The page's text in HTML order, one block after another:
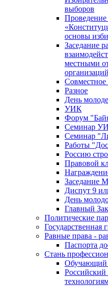
выборов
основы
Заседание
местными
Разное
День
УИК
Форум
Семинар
Семинар
Работы
Россию
Правовой
Заседание
Диспут 9
День
Главный
Политические
Государственная
Равные права -
Паспорта
Стань
Обучающий
Российский